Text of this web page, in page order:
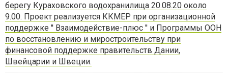
берегу Кураховского водохранилища 20.08.20 около
9.00. Проект реализуется ККМЕР при организационной
поддержке ′′ Взаимодействие-плюс ′′ и Программы ООН
по восстановлению и миростроительству при
финансовой поддержке правительств Дании,
Швейцарии и Швеции.